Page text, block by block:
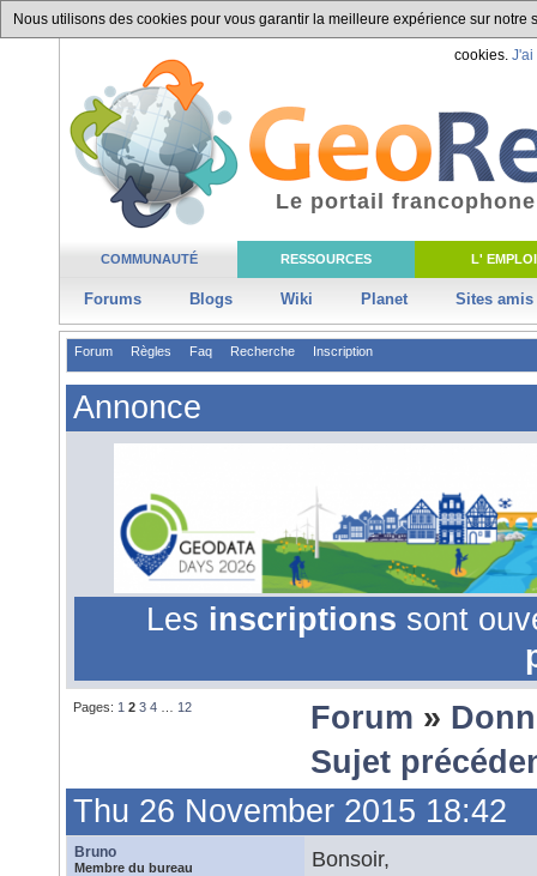
Nous utilisons des cookies pour vous garantir la meilleure expérience sur
cookies. J'ai
COMMUNAUTÉ RESSOURCES L' EMPLOI
Forums Blogs Wiki Planet Sites amis
Le portail
Forum Règles Faq Recherche Inscription
Annonce
Les inscriptions sont
Pages: 1 2 3 4 12 Forum »
Sujet
Thu 26 November 2015 18:42
Bruno
Membre du bureau
Bonsoir,